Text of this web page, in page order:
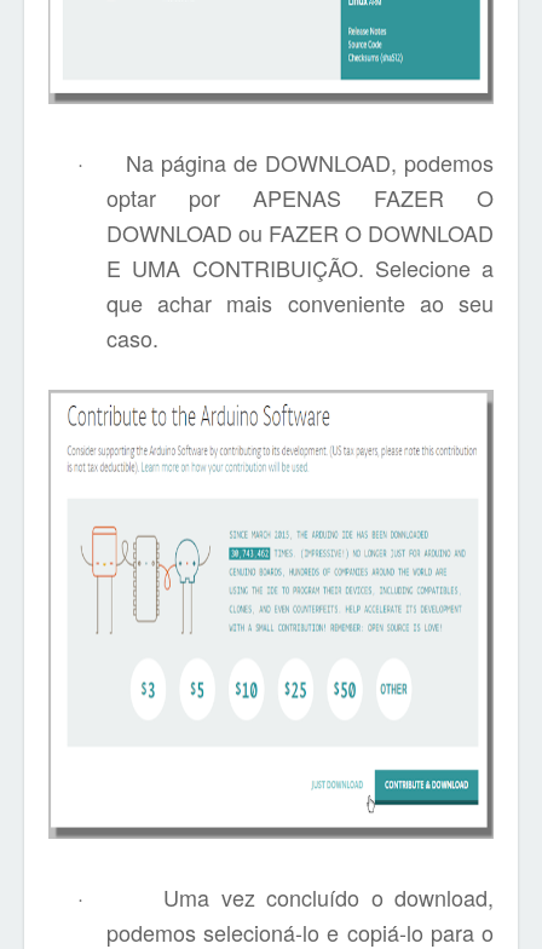
·
Na página de DOWNLOAD, podemos
optar por APENAS FAZER O
DOWNLOAD ou FAZER O DOWNLOAD
E UMA CONTRIBUIÇÃO. Selecione a
que achar mais conveniente ao seu
caso.
·
Uma vez concluído o download,
podemos selecioná-lo e copiá-lo para o